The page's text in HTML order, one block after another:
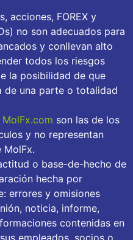
acciones, FOREX y
no son adecuados para
y conllevan alto
todos los riesgos
la posibilidad de que
de una parte o totalidad
MolFx.com son las de los
y no representan
MolFx.
o base-de-hecho de
hecha por
errores y omisiones
noticia, informe,
contenidas en
empleados, socios o